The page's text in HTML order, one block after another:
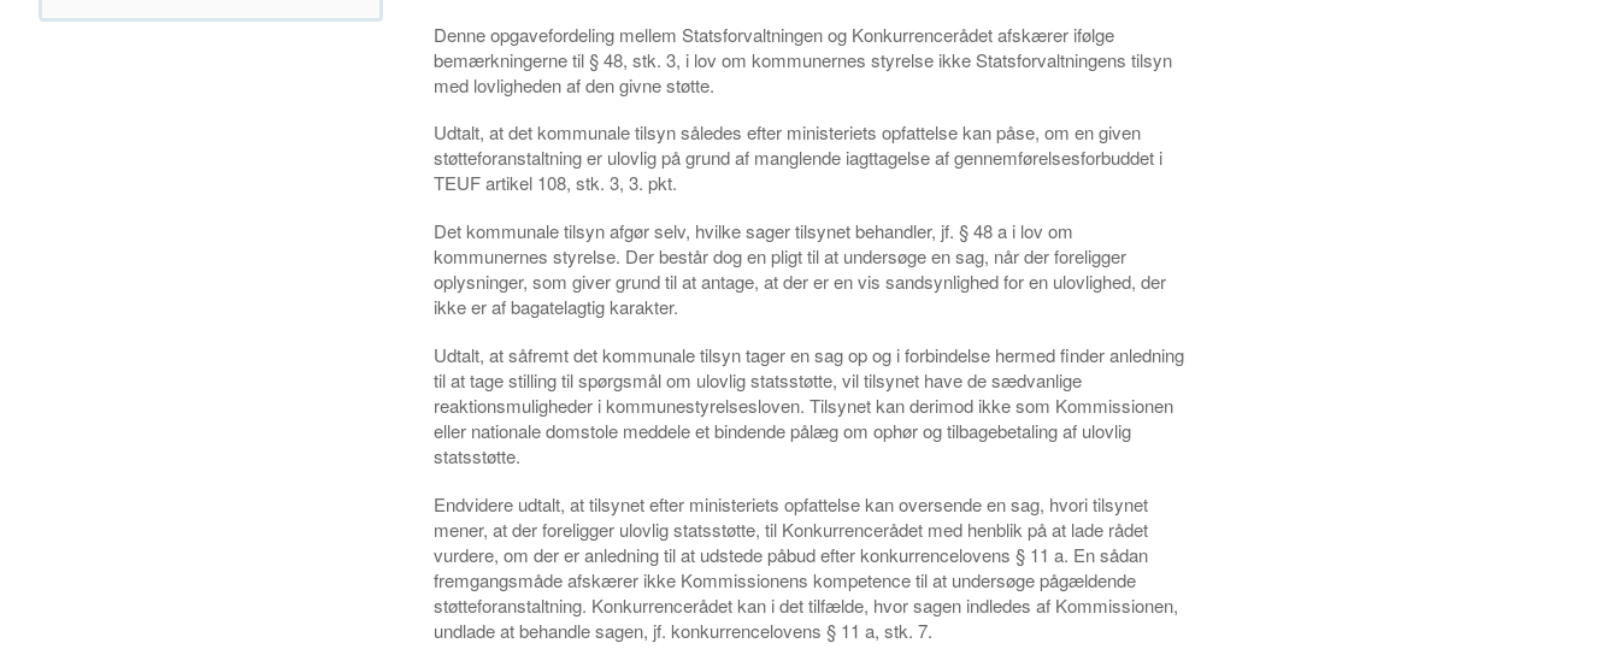
Denne opgavefordeling mellem Statsforvaltningen og Konkurrencerådet afskærer ifølge
bemærkningerne til § 48, stk. 3, i lov om kommunernes styrelse ikke Statsforvaltningens tilsyn
med lovligheden af den givne støtte.
Udtalt, at det kommunale tilsyn således efter ministeriets opfattelse kan påse, om en given
støtteforanstaltning er ulovlig på grund af manglende iagttagelse af gennemførelsesforbuddet i
TEUF artikel 108, stk. 3, 3. pkt.
Det kommunale tilsyn afgør selv, hvilke sager tilsynet behandler, jf. § 48 a i lov om
kommunernes styrelse. Der består dog en pligt til at undersøge en sag, når der foreligger
oplysninger, som giver grund til at antage, at der er en vis sandsynlighed for en ulovlighed, der
ikke er af bagatelagtig karakter.
Udtalt, at såfremt det kommunale tilsyn tager en sag op og i forbindelse hermed finder anledning
til at tage stilling til spørgsmål om ulovlig statsstøtte, vil tilsynet have de sædvanlige
reaktionsmuligheder i kommunestyrelsesloven. Tilsynet kan derimod ikke som Kommissionen
eller nationale domstole meddele et bindende pålæg om ophør og tilbagebetaling af ulovlig
statsstøtte.
Endvidere udtalt, at tilsynet efter ministeriets opfattelse kan oversende en sag, hvori tilsynet
mener, at der foreligger ulovlig statsstøtte, til Konkurrencerådet med henblik på at lade rådet
vurdere, om der er anledning til at udstede påbud efter konkurrencelovens § 11 a. En sådan
fremgangsmåde afskærer ikke Kommissionens kompetence til at undersøge pågældende
støtteforanstaltning. Konkurrencerådet kan i det tilfælde, hvor sagen indledes af Kommissionen,
undlade at behandle sagen, jf. konkurrencelovens § 11 a, stk. 7.